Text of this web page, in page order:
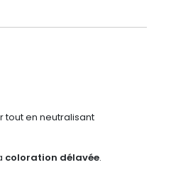
tout en neutralisant
coloration délavée.